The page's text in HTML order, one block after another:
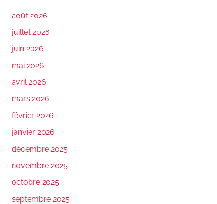
août 2026
juillet 2026
juin 2026
mai 2026
avril 2026
mars 2026
février 2026
janvier 2026
décembre 2025
novembre 2025
octobre 2025
septembre 2025